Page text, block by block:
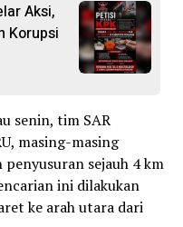
Aksi,
Korupsi
senin, tim SAR
masing-masing
sejauh 4 km
ini dilakukan
ke arah utara dari